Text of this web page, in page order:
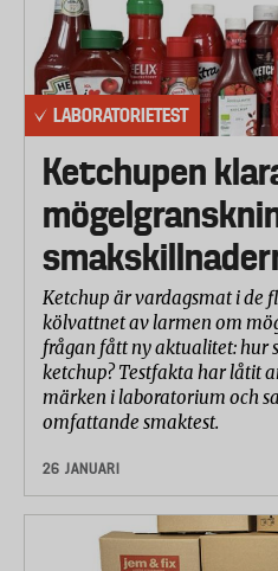
LABORATORIETEST
Ketchupen
Ketchup är vardagsmat i de
kölvattnet av larmen om
frågan fått ny aktualitet: hur
ketchup? Testfakta har låtit
märken i laboratorium och
omfattande smaktest.
26 JANUARI